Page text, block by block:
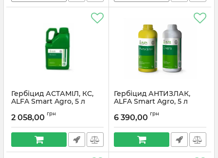
Гербіцид АСТАМІЛ, КС,
ALFA Smart Agro, 5 л
2 058,00 грн
Гербіцид АНТИЗЛАК,
ALFA Smart Agro, 5 л
Екстра, КЕ)
6 390,00 грн